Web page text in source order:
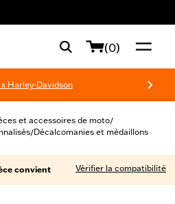
(0)
Harley-Davidson
et accessoires de moto/
/Décalcomanies et médaillons
convient Vérifier la compatibilité